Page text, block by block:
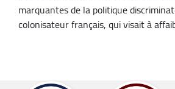
marquantes de la politique
colonisateur français, qui visait à